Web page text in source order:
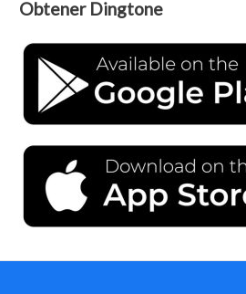
Obtener Dingtone